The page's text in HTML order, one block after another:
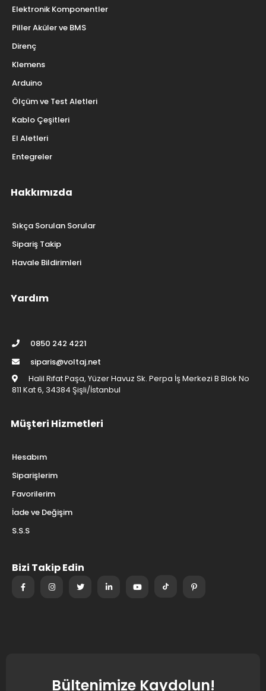
Elektronik Komponentler
Piller Aküler ve BMS
Direnç
Klemens
Arduino
Ölçüm ve Test Aletleri
Kablo Çeşitleri
El Aletleri
Entegreler
Hakkımızda
Sıkça Sorulan Sorular
Sipariş Takip
Havale Bildirimleri
Yardım
0850 242 4221
siparis@voltaj.net
Halil Rıfat Paşa, Yüzer Havuz Sk. Perpa İş Merkezi B Blok No
811 Kat 6, 34384 Şişli/İstanbul
Müşteri Hizmetleri
Hesabım
Siparişlerim
Favorilerim
İade ve Değişim
S.S.S
Bizi Takip Edin
Bültenimize Kaydolun!